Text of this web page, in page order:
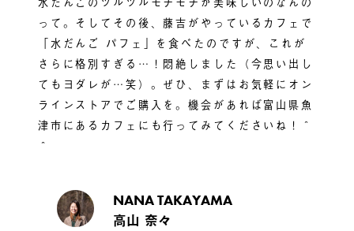
って。そしてその後、藤吉がやっているカフェで
「水だんご パフェ」を食べたのですが、これが
さらに格別すぎる…！悶絶しました（今思い出し
てもヨダレが…笑）。ぜひ、まずはお気軽にオン
ラインストアでご購入を。機会があれば富山県魚
津市にあるカフェにも行ってみてくださいね！＾
＾
NANA TAKAYAMA
高山 奈々